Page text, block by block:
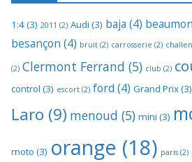
1:4(3) 2011 (2) Audi (3) baja (4)
besançon (4) bruit (2) carrosserie (2)
(2) Clermont Ferrand (5) club (2)
control (3) escort (2) ford (4) Grand Prix(3)
Laro (9) menoud (5) mini (3)
moto (3) orange (18) paris (2)